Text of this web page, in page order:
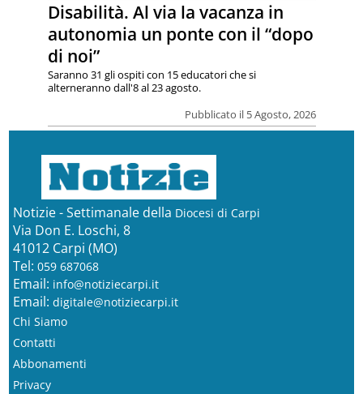
Disabilità. Al via la vacanza in
autonomia un ponte con il “dopo
di noi”
Pubblicato il 5 Agosto, 2026
Saranno 31 gli ospiti con 15 educatori che si
alterneranno dall'8 al 23 agosto.
Notizie - Settimanale della Diocesi di Carpi
Via Don E. Loschi, 8
41012 Carpi (MO)
Tel: 059 687068
Email: info@notiziecarpi.it
Email: digitale@notiziecarpi.it
Chi Siamo
Contatti
Abbonamenti
Privacy